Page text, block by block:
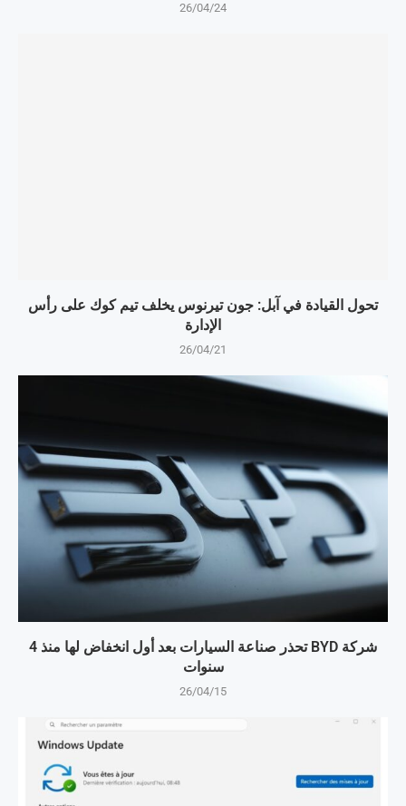
26/04/24
تحول القيادة في آبل: جون تيرنوس يخلف تيم كوك على رأس
الإدارة
26/04/21
شركة BYD تحذر صناعة السيارات بعد أول انخفاض لها منذ 4
سنوات
26/04/15